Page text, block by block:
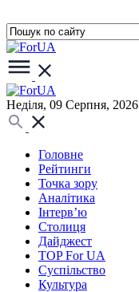
Неділя, 09 Серпня, 2026
Головне
Рейтинги
Точка зору
Аналітика
Інтерв’ю
Столиця
Дайджест
TOP For UA
Суспiльство
Культура